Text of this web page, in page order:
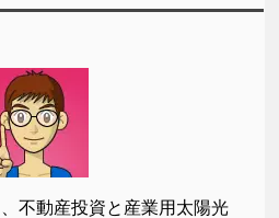
不動産投資と産業用太陽光